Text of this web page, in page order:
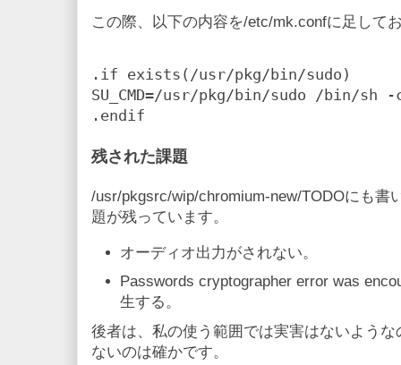
この際、以下の内容を/etc/mk.confに足して
.if exists(/usr/pkg/bin/sudo)
SU_CMD=/usr/pkg/bin/sudo /bin/sh -
残された課題
/usr/pkgsrc/wip/chromium-new/TODOにも書
題が残っています。
オーディオ出力がされない。
Passwords cryptographer error was
生する。
後者は、私の使う範囲では実害はないよう
ないのは確かです。